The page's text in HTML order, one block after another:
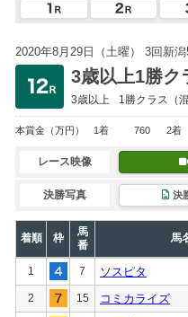
2020年8月29日（土曜） 3回新潟
3歳以上1勝ク
3歳以上 1勝クラス （
本賞金 （万円） 1着 760 2着
レース映像
決勝写真 決
着順 枠
馬
番
馬
1 7 ソスピタ
2 15 コミカライズ